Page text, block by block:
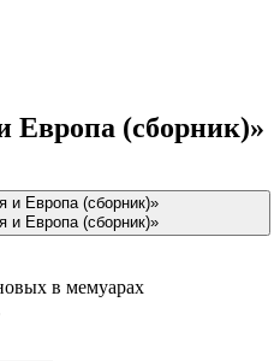
Европа (сборник)»
в мемуарах